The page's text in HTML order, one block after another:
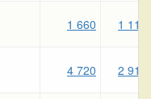
1 660 1 110
4 720 2 910